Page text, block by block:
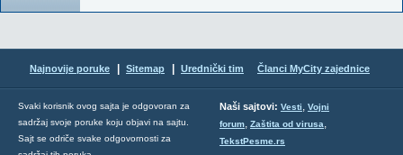
Najnovije poruke Sitemap Urednički tim Članci MyCity zajednice
Svaki korisnik ovog sajta je odgovoran za
sadržaj svoje poruke koju objavi na sajtu.
Sajt se odriče svake odgovornosti za
Naši sajtovi: Vesti, Vojni
forum, Zaštita od virusa,
TekstPesme.rs